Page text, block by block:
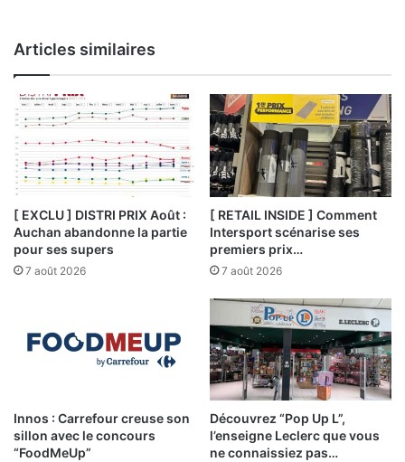
Articles similaires
[ EXCLU ] DISTRI PRIX Août :
Auchan abandonne la partie
pour ses supers
7 août 2026
[ RETAIL INSIDE ] Comment
Intersport scénarise ses
premiers prix…
7 août 2026
Innos : Carrefour creuse son
sillon avec le concours
“FoodMeUp”
Découvrez “Pop Up L”,
l’enseigne Leclerc que vous
ne connaissiez pas…